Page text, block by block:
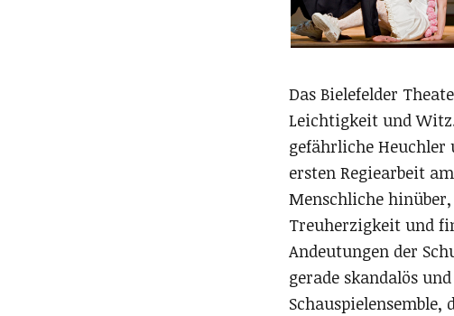
Das Bielefelder
Leichtigkeit und
gefährliche Heuchler
ersten Regiearbeit
Menschliche
Treuherzigkeit und
Andeutungen der
gerade skandalös